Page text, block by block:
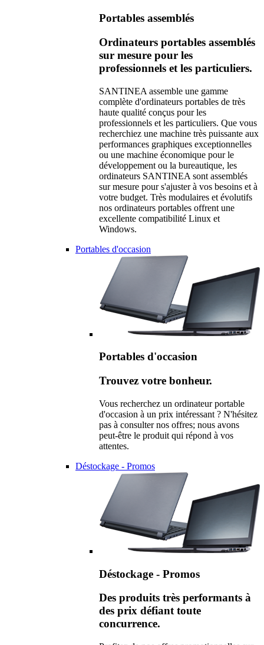
Portables assemblés
Ordinateurs portables assemblés
sur mesure pour les
professionnels et les particuliers.
SANTINEA assemble une gamme
complète d'ordinateurs portables de très
haute qualité conçus pour les
professionnels et les particuliers. Que vous
recherchiez une machine très puissante aux
performances graphiques exceptionnelles
ou une machine économique pour le
développement ou la bureautique, les
ordinateurs SANTINEA sont assemblés
sur mesure pour s'ajuster à vos besoins et à
votre budget. Très modulaires et évolutifs
nos ordinateurs portables offrent une
excellente compatibilité Linux et
Windows.
Portables d'occasion
Portables d'occasion
Trouvez votre bonheur.
Vous recherchez un ordinateur portable
d'occasion à un prix intéressant ? N'hésitez
pas à consulter nos offres; nous avons
peut-être le produit qui répond à vos
attentes.
Déstockage - Promos
Déstockage - Promos
Des produits très performants à
des prix défiant toute
concurrence.